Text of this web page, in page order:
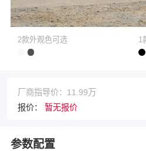
2款外观色可选 1
厂商指导价：11.99万
报价： 暂无报价
参数配置